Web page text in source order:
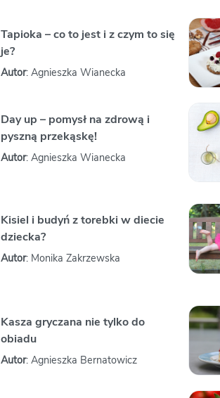
Tapioka – co to jest i z czym to się
je?
Autor: Agnieszka Wianecka
Day up – pomysł na zdrową i
pyszną przekąskę!
Autor: Agnieszka Wianecka
Kisiel i budyń z torebki w diecie
dziecka?
Autor: Monika Zakrzewska
Kasza gryczana nie tylko do
obiadu
Autor: Agnieszka Bernatowicz